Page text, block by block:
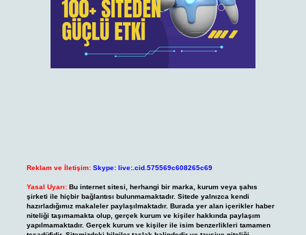
Reklam ve İletişim: Skype: live:.cid.575569c608265c69
Yasal Uyarı: Bu internet sitesi, herhangi bir marka, kurum veya şahıs
şirketi ile hiçbir bağlantısı bulunmamaktadır. Sitede yalnızca kendi
hazırladığımız makaleler paylaşılmaktadır. Burada yer alan içerikler haber
niteliği taşımamakta olup, gerçek kurum ve kişiler hakkında paylaşım
yapılmamaktadır. Gerçek kurum ve kişiler ile isim benzerlikleri tamamen